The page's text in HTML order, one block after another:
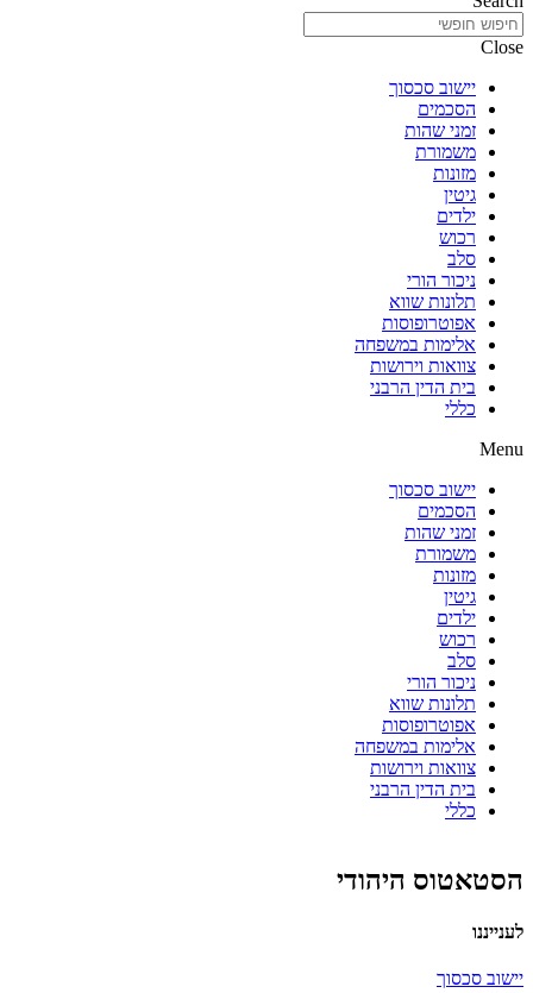
Close
יישוב סכסוך
הסכמים
זמני שהות
משמורת
מזונות
גיטין
ילדים
רכוש
סלב
ניכור הורי
תלונות שווא
אפוטרופוסות
אלימות במשפחה
צוואות וירושות
בית הדין הרבני
כללי
Menu
יישוב סכסוך
הסכמים
זמני שהות
משמורת
מזונות
גיטין
ילדים
רכוש
סלב
ניכור הורי
תלונות שווא
אפוטרופוסות
אלימות במשפחה
צוואות וירושות
בית הדין הרבני
כללי
הסטאטוס היהודי
לענייננו
יישוב סכסוך